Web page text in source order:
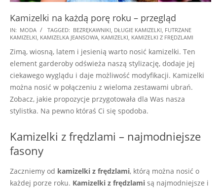
Kamizelki na każdą porę roku – przegląd
2018-
02-
08
IN: MODA TAGGED: BEZRĘKAWNIKI DŁUGIE KAMIZELKI FUTRZANE
KAMIZELKI KAMIZELKA JEANSOWA KAMIZELKI KAMIZELKI Z FRĘDZLAMI
Zimą, wiosną, latem i jesienią warto nosić kamizelki. Ten
element garderoby odświeża naszą stylizację, dodaje jej
ciekawego wyglądu i daje możliwość modyfikacji. Kamizelki
można nosić w połączeniu z wieloma zestawami ubrań.
Zobacz, jakie propozycje przygotowała dla Was nasza
stylistka. Na pewno któraś Ci się spodoba.
Kamizelki z frędzlami – najmodniejsze
fasony
Zaczniemy od kamizelki z frędzlami, którą można nosić o
każdej porze roku. Kamizelki z frędzlami są najmodniejsze i